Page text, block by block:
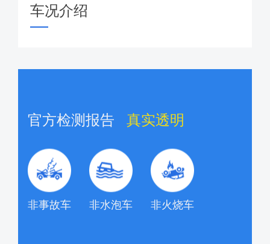
车况介绍
官方检测报告 真实透明
非事故车 非水泡车 非火烧车